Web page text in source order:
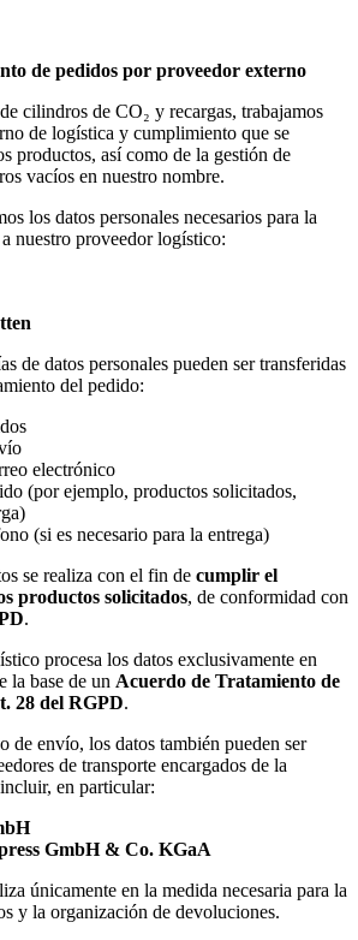
de pedidos por proveedor externo
cilindros de CO₂ y recargas, trabajamos
de logística y cumplimiento que se
productos, así como de la gestión de
vacíos en nuestro nombre.
los datos personales necesarios para la
nuestro proveedor logístico:
de datos personales pueden ser transferidas
del pedido:
electrónico
(por ejemplo, productos solicitados,
(si es necesario para la entrega)
se realiza con el fin de cumplir el
productos solicitados, de conformidad con
.
procesa los datos exclusivamente en
la base de un Acuerdo de Tratamiento de
28 del RGPD.
de envío, los datos también pueden ser
de transporte encargados de la
en particular:
GmbH & Co. KGaA
únicamente en la medida necesaria para la
y la organización de devoluciones.